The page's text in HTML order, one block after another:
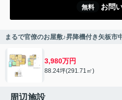
無料 お問
まるで官僚のお屋敷♪昇降機付き矢板市
3,980万円
88.24坪(291.71㎡)
周辺施設